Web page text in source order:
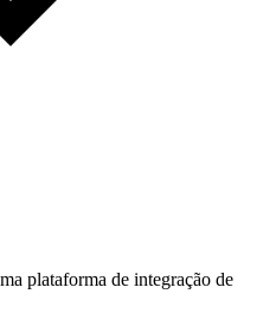
plataforma de integração de